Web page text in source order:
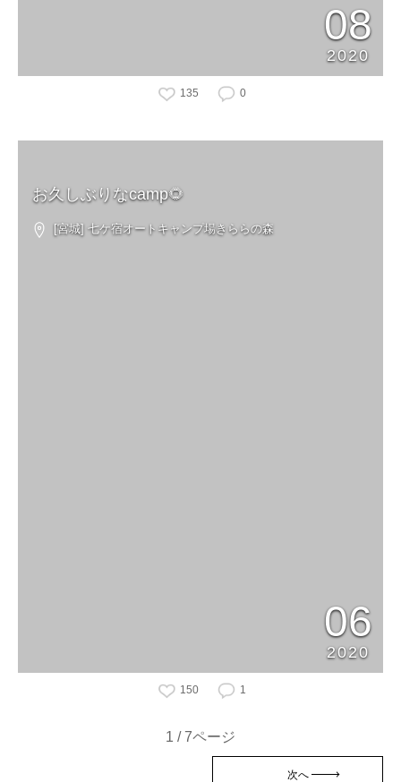
08
2020
135 0
お久しぶりなcamp🌻
[宮城] 七ケ宿オートキャンプ場きららの森
06
2020
150 1
1 / 7ページ
次へ